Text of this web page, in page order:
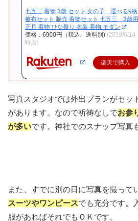
七五三 着物 3歳 セット 女の子 選べる9柄
被布セット 販売 着物セット 七五三 3歳用
正月 着物 ひな祭り 衣装 着物 モダン
価格：6900円（税込、送料別) (2019/6/14
時点)
楽天で購入
写真スタジオでは外出プランがセッ
があります。なので祈祷なしでお参
が多いです。神社でのスナップ写真
また、すでに別の日に写真を撮って
スーツやワンピースでも充分です。
服があればそれでもＯＫです。